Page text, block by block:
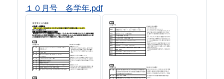
１０月号 各学年.pdf